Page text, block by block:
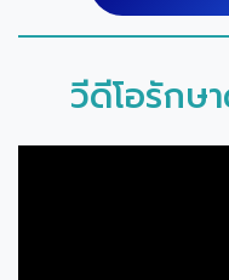
วีดีโอรักษ